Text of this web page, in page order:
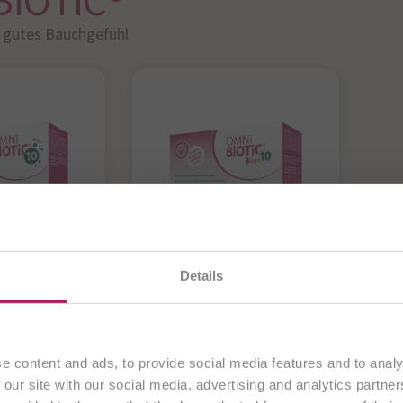
Details
content and ads, to provide social media features and to
site with our social media, advertising and analytics
Bauchgefühl​
10
- für
während
OMNi-BiOTiC® 10
Kids
ergänzen!
gerade unsere österreichische Website
. Alle
ausschließlich an Kunden ausÖsterreich.
Fortfahren